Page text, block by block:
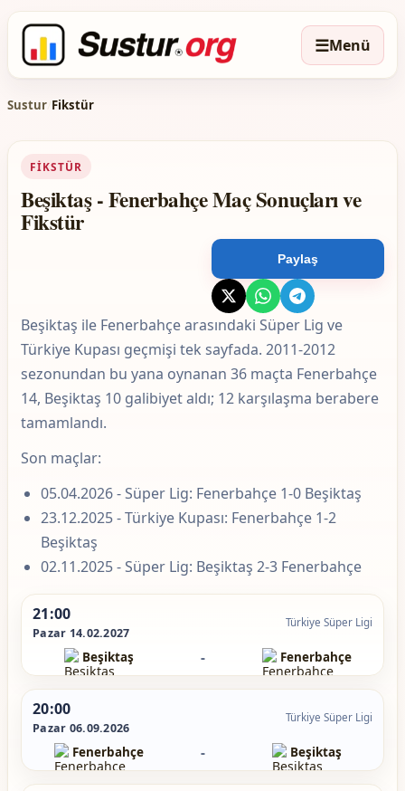
☰Menü
Sustur Fikstür
FIKSTÜR
Beşiktaş - Fenerbahçe Maç Sonuçları ve
Fikstür
Paylaş
Beşiktaş ile Fenerbahçe arasındaki Süper Lig ve
Türkiye Kupası geçmişi tek sayfada. 2011-2012
sezonundan bu yana oynanan 36 maçta Fenerbahçe
14, Beşiktaş 10 galibiyet aldı; 12 karşılaşma berabere
tamamlandı.
Son maçlar:
05.04.2026 - Süper Lig: Fenerbahçe 1-0 Beşiktaş
23.12.2025 - Türkiye Kupası: Fenerbahçe 1-2
Beşiktaş
02.11.2025 - Süper Lig: Beşiktaş 2-3 Fenerbahçe
21:00
Pazar 14.02.2027
Beşiktaş - Fenerbahçe
Türkiye Süper Ligi
20:00
Pazar 06.09.2026
Fenerbahçe - Beşiktaş
Türkiye Süper Ligi